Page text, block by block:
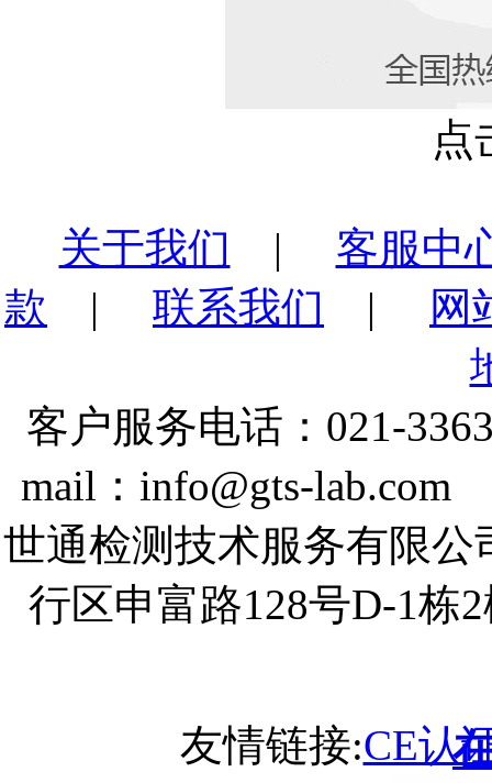
点
关于我们 | 客服中
款 | 联系我们 |
网
客户服务电话：021-
mail：info@gts-
世通检测技术服务有限
行区申富路128号D-1
友情链接:CE认